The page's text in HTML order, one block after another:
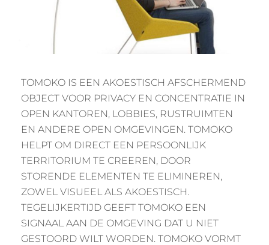
TOMOKO IS EEN AKOESTISCH AFSCHERMEND
OBJECT VOOR PRIVACY EN CONCENTRATIE IN
OPEN KANTOREN, LOBBIES, RUSTRUIMTEN
EN ANDERE OPEN OMGEVINGEN. TOMOKO
HELPT OM DIRECT EEN PERSOONLIJK
TERRITORIUM TE CREEREN, DOOR
STORENDE ELEMENTEN TE ELIMINEREN,
ZOWEL VISUEEL ALS AKOESTISCH.
TEGELIJKERTIJD GEEFT TOMOKO EEN
SIGNAAL AAN DE OMGEVING DAT U NIET
GESTOORD WILT WORDEN. TOMOKO VORMT